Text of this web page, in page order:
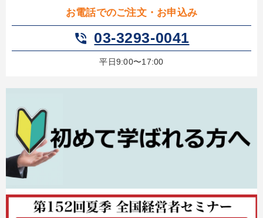
後継者に聞かせたい 経営を改善したい
発想力を磨きたい
財務・数字力の向上 経営体系を学びたい
キーワード
ベンチャー
株式投資
※「更新」を押すと「カテゴリー」「目的別」「キーワード」を更新いただけます。
お電話でのご注文・お申込み
phone_in_talk 03-3293-0041
平日9:00〜17:00